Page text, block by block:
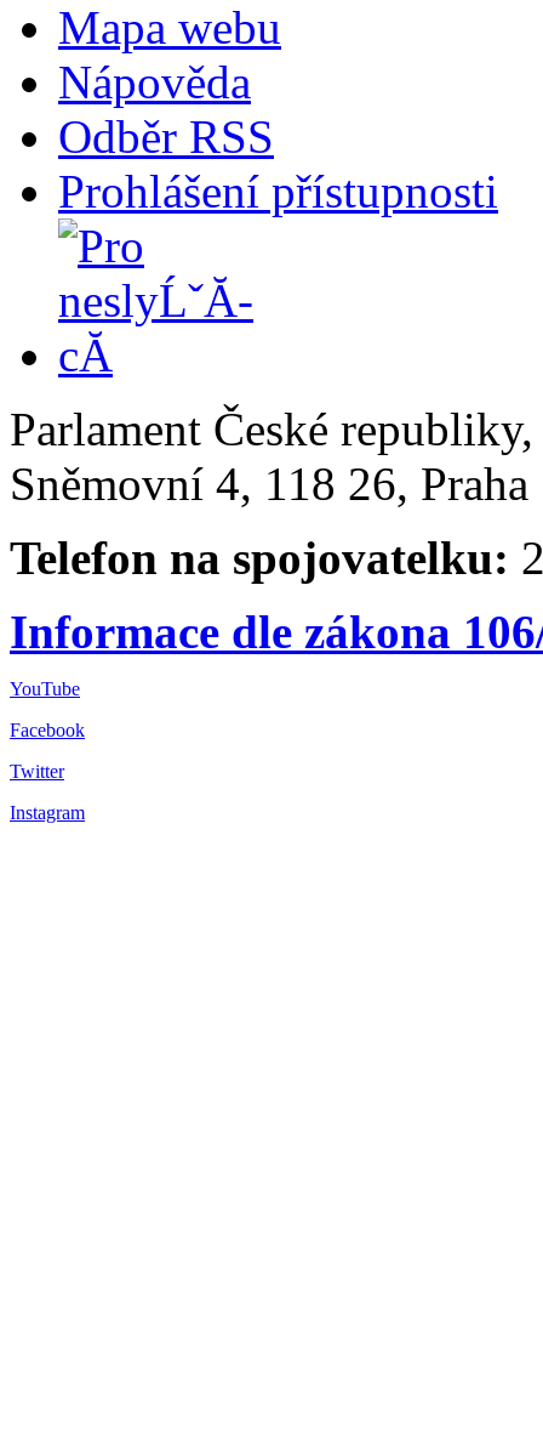
Mapa webu
Nápověda
Odběr RSS
Prohlášení přístupnosti
Parlament České
Sněmovní 4, 118 26,
Telefon na spojovatelku:
Informace dle zákona
YouTube
Facebook
Twitter
Instagram